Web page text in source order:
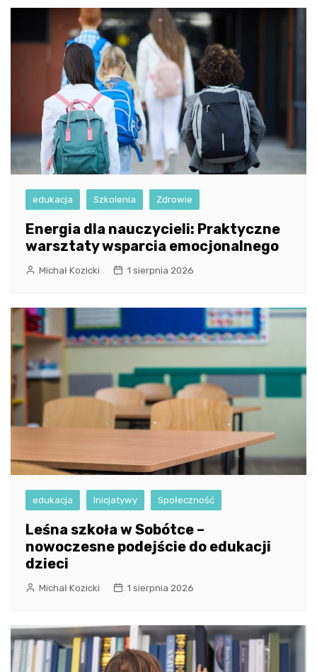
edukacja Szkolenia Zdrowie
Energia dla nauczycieli: Praktyczne
warsztaty wsparcia emocjonalnego
Michał Kozicki 1 sierpnia 2026
edukacja Inicjatywy Społeczność
Leśna szkoła w Sobótce –
nowoczesne podejście do edukacji
dzieci
Michał Kozicki 1 sierpnia 2026